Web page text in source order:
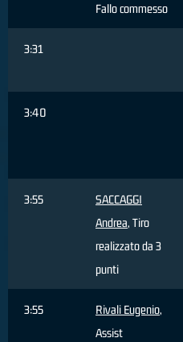
Fallo commesso
3:31
3:40
3:55
SACCAGGI
Andrea, Tiro
realizzato da 3
punti
3:55 Rivali Eugenio,
Assist